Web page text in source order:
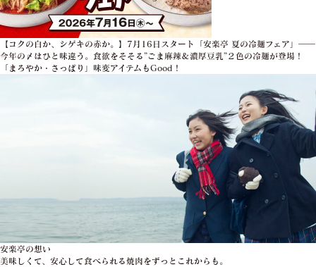
【コクの白か、シゲキの赤か。】7月16日スタート「安楽亭 夏の冷麺フェア」――
今年の〆はひと味違う。食欲をそそる”ごま麻辣＆濃厚豆乳”２色の冷麺が登場！
「まろやか・さっぱり」味変アイテムもGood！
安楽亭の想い
美味しくて、安心して食べられる焼肉をずっとこれからも。